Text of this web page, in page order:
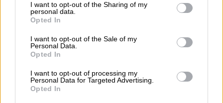
not limited to your visit or usage behaviour. You may click to
grant or deny consent to Google and its third-party tags to
use your data for below specified purposes in below Google
consent section.
I want to opt-out of the Sharing of my
personal data.
Opted In
I want to opt-out of the Sale of my
Personal Data.
Opted In
I want to opt-out of processing my
Personal Data for Targeted Advertising.
Opted In
Κόσμος|06.08.2025 22:05
Ζελένσκι μετά τη συνάντηση Πούτιν
– Γουίτκοφ: « Η Ρωσία κλίνει προς
εκεχειρία»